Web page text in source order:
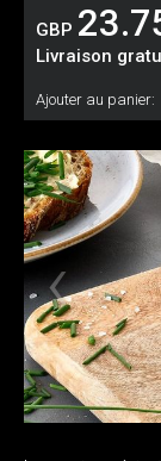
GBP
Livraison
Ajouter au panier: